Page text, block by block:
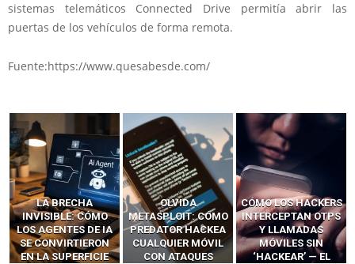
sistemas telemáticos Connected Drive permitía abrir las
puertas de los vehículos de forma remota.
Fuente:https://www.quesabesde.com/
LA BRECHA
INVISIBLE: CÓMO
LOS AGENTES DE IA
SE CONVIRTIERON
EN LA SUPERFICIE
OLVIDA
METASPLOIT: CÓMO
PREDATOR HACKEA
CUALQUIER MÓVIL
CON ATAQUES
CÓMO LOS HACKERS
INTERCEPTAN OTPS
Y LLAMADAS
MÓVILES SIN
‘HACKEAR’ — EL